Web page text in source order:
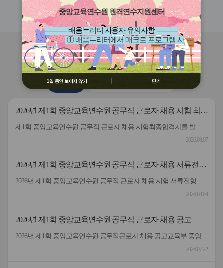
슬
라
이
드
버
튼
이
전
슬
이
드
버
튼
다
연수원소식
공지사항 2026 원격연수 모니터링단
2026년 제1회 중앙교육연수원 공무직 근로자 채용 시험 최종
제1회 중앙교육연수원 공무직 근로자 채용 시험최종합격자를 발표하고 등록 안내드립니다.응시해주신 모든 분께 감사드립니다.
2026.08.07
2026년 제1회 중앙교육연수원 공무직 근로자 채용 서류전형
2026년 제1회 중앙교육연수원 공무직 근로자 채용 시험 서류전형 합격자 및 면접일정을 안내드립니다.* 채용분야 - 공무직(미화원)* 서류전형 합격자 : 5명* 합격자 명단 및 면접일정 안내 : 붙임 참고 * 서류 전형 합격자분들은 면접 일정을 참고하여 차질 없이 임해주길 부탁드리며, 응시해주신 모든 분들께 행복한 일들 가득하시길 바랍니다.- 중앙교육연수원 -
2026.08.04
2026년 제1회 중앙교육연수원 공무직 근로자 채용 공고
2026년 제1회 중앙교육연수원 공무직근로자 채용 공고교육부 중앙교육연수원에서 근무할 공무직 근로자를 다음과 같이 공개 모집하오니 성실하고 역량있는 분들의 많은 응시 바랍니다. 2026년 7월 22일 중앙교육연수원장1. 선발직종: 환경미화직(미화원) / 공무직 근로자2. 선발인원: 1명3. 채용기간: 계약일~정년(만65세)까지​4. 담당업무: 청사 실내외 청소 및 환경정리 등5. 근무형태: 기본근무(월~금), 1일 8시간(07:00~16:00, 휴게시간 1시간 제외) 근무6. 근무장소: 중앙교육연수원(대구 동구 혁신도시 내 위치)7. 보수: 월 236만원 수준(세전), 명절휴가비 등 별도 지급8. 원서 접수기간: 7.22.(수) ~ 7.30.(목)9. 접수방법: 방문접수, 우편접수 (공고문 참조)10. 문의전화: 중앙교육연수원 연수지원협력과 채용담당자 ☏053-980-6514
2026.07.22
중앙교육연수원 원격연수지원센터
----------- 배움누리터 사용자 유의사항 -----------
① 배움누리터에서 매크로 프로그램 사
용 금지
② 배움누리터 수강용 매크로 프로그램
제작 배포 금지
③ 유무료 매크로 프로그램 사용을 블로
그 등에 홍보 금지
유가 될 수 있음
1일 동안 보이지 않기 닫기